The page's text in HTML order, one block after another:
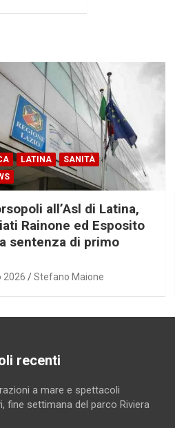
LATINA
SANITÀ
all’Asl di Latina,
Rainone ed Esposito
sentenza di primo
2026 Stefano Maione
recenti
a mare e spettacoli
fine settimana del parco Riviera